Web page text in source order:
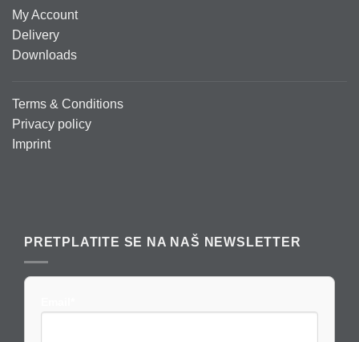
My Account
Delivery
Downloads
Terms & Conditions
Privacy policy
Imprint
PRETPLATITE SE NA NAŠ NEWSLETTER